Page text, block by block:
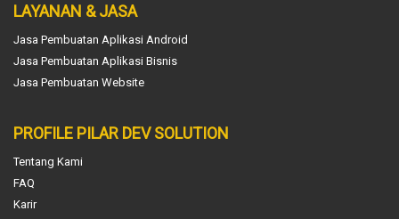
LAYANAN & JASA
Jasa Pembuatan Aplikasi Android
Jasa Pembuatan Aplikasi Bisnis
Jasa Pembuatan Website
PROFILE PILAR DEV SOLUTION
Tentang Kami
FAQ
Karir